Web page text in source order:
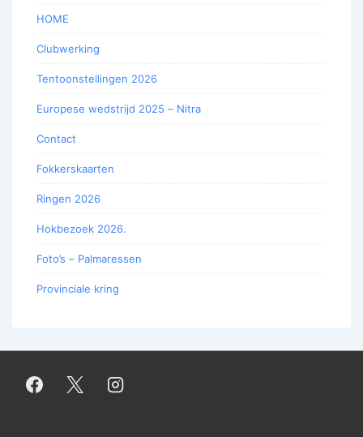
HOME
Clubwerking
Tentoonstellingen 2026
Europese wedstrijd 2025 – Nitra
Contact
Fokkerskaarten
Ringen 2026
Hokbezoek 2026.
Foto’s – Palmaressen
Provinciale kring